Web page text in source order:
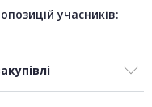
учасників: